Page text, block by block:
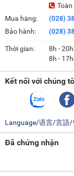
Mua hàng:
Bảo hành:
(028)
(028)
Thời gian:
8h -
8h -
Kết nối với chúng
Language/语言/言語/
Đã chứng nhận